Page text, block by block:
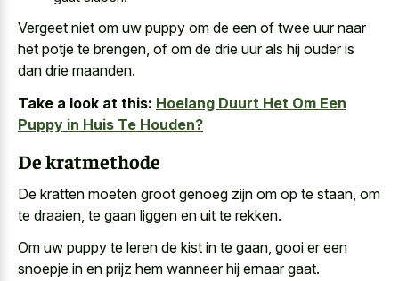
Vergeet niet om uw puppy om de een of twee uur naar
het potje te brengen, of om de drie uur als hij ouder is
dan drie maanden.
Take a look at this: Hoelang Duurt Het Om Een
Puppy in Huis Te Houden?
De kratmethode
De kratten moeten groot genoeg zijn om op te staan, om
te draaien, te gaan liggen en uit te rekken.
Om uw puppy te leren de kist in te gaan, gooi er een
snoepje in en prijz hem wanneer hij ernaar gaat.